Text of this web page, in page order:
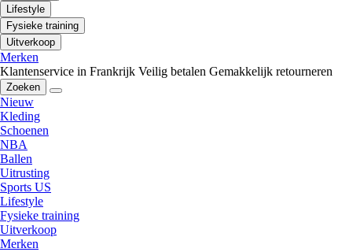
Lifestyle
Fysieke training
Uitverkoop
Merken
Klantenservice in Frankrijk Veilig betalen Gemakkelijk retourneren
Zoeken
Nieuw
Kleding
Schoenen
NBA
Ballen
Uitrusting
Sports US
Lifestyle
Fysieke training
Uitverkoop
Merken